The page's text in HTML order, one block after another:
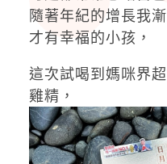
隨著年紀的增長我
才有幸福的小孩，
這次試喝到媽咪界
雞精，